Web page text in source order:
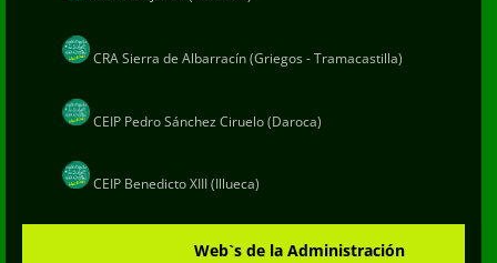
CRA Sierra de Albarracín (Griegos - Tramacastilla)
CEIP Pedro Sánchez Ciruelo (Daroca)
CEIP Benedicto XIII (Illueca)
Web`s de la Administración